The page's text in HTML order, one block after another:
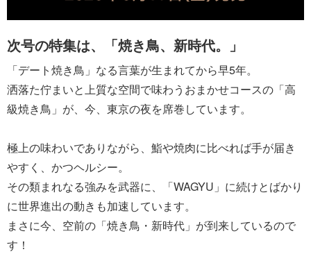
次号の特集は、「焼き鳥、新時代。」
「デート焼き鳥」なる言葉が生まれてから早5年。
洒落た佇まいと上質な空間で味わうおまかせコースの「高
級焼き鳥」が、今、東京の夜を席巻しています。
極上の味わいでありながら、鮨や焼肉に比べれば手が届き
やすく、かつヘルシー。
その類まれなる強みを武器に、「WAGYU」に続けとばかり
に世界進出の動きも加速しています。
まさに今、空前の「焼き鳥・新時代」が到来しているので
す！